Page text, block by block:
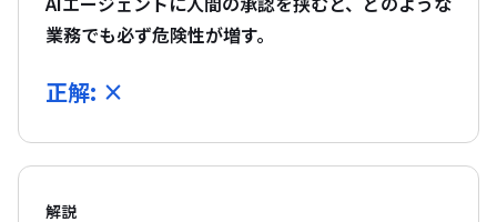
業務でも必ず危険性が増す。
正解: ×
解説